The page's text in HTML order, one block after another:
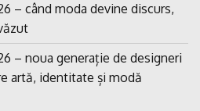
– când moda devine discurs,
– noua generație de designeri
artă, identitate și modă